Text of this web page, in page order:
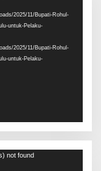
2025/11/Bupati-Rohul-
untuk-Pelaku-
2025/11/Bupati-Rohul-
untuk-Pelaku-
not found